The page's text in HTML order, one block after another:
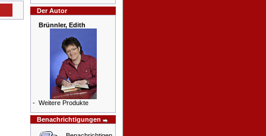
Der Autor
Brünnler, Edith
- Weitere Produkte
Benachrichtigungen